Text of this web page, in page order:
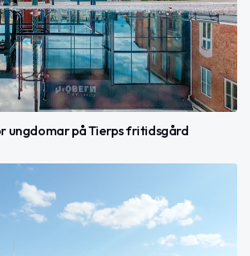
ungdomar på Tierps fritidsgård